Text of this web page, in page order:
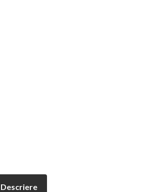
Descriere